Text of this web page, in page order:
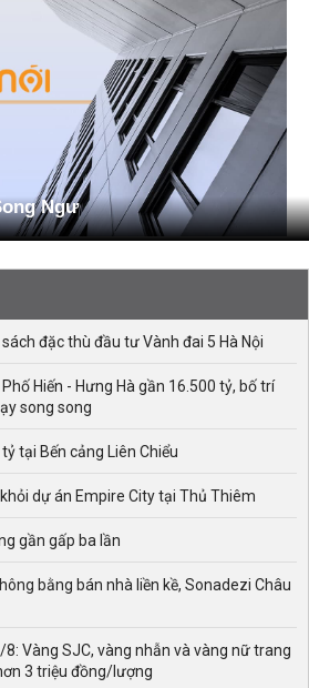
Ngư
đặc thù đầu tư Vành đai 5 Hà Nội
Hiến - Hưng Hà gần 16.500 tỷ, bố trí
song song
tại Bến cảng Liên Chiểu
dự án Empire City tại Thủ Thiêm
gần gấp ba lần
bằng bán nhà liền kề, Sonadezi Châu
Vàng SJC, vàng nhẫn và vàng nữ trang
3 triệu đồng/lượng